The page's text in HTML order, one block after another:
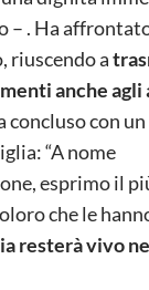
– . Ha
riuscendo a
anche agli
con un
“A nome
esprimo il
che le
resterà vivo